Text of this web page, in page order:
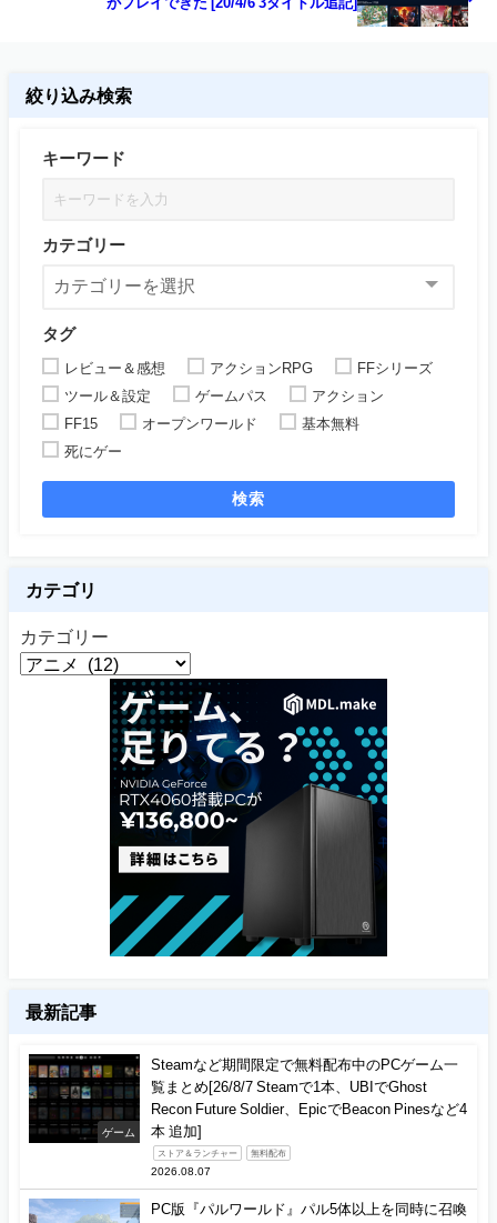
がプレイできた [20/4/6 3タイトル追記]
絞り込み検索
キーワード
カテゴリー
タグ
レビュー＆感想 アクションRPG
FFシリーズ
ツール＆設定
ゲームパス
アクション
FF15
オープンワールド
基本無料
死にゲー
検索
カテゴリ
カテゴリー
最新記事
ゲーム
Steamなど期間限定で無料配布中のPCゲーム一
覧まとめ[26/8/7 Steamで1本、UBIでGhost
Recon Future Soldier、EpicでBeacon Pinesなど4
本 追加]
ストア＆ランチャー 無料配布
2026.08.07
PC版『パルワールド』パル5体以上を同時に召喚